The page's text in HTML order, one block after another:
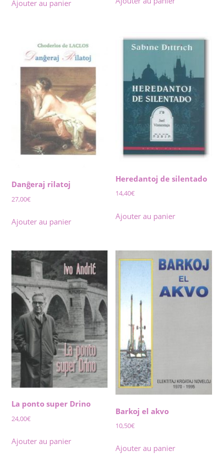
Ajouter au panier
Danĝeraj rilatoj
27,00€
Ajouter au panier
Heredantoj de silentado
14,40€
Ajouter au panier
La ponto super Drino
24,00€
Ajouter au panier
Barkoj el akvo
10,50€
Ajouter au panier